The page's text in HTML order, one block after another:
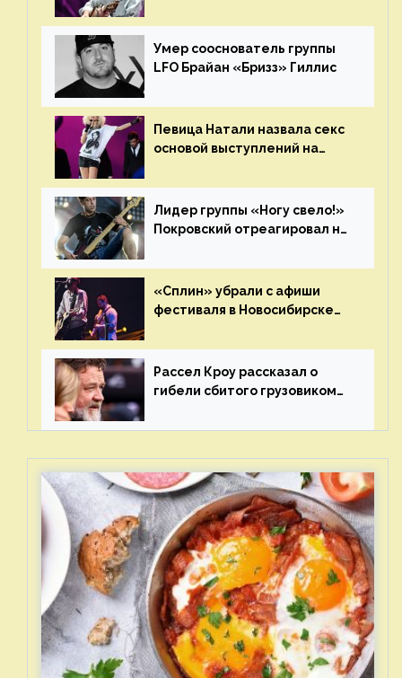
«Сплин»
Умер сооснователь группы
LFO Брайан «Бризз» Гиллис
Певица Натали назвала секс
основой выступлений на
Лидер группы «Ногу свело!»
Покровский отреагировал на
«Сплин» убрали с афиши
фестиваля в Новосибирске
отцов»
Рассел Кроу рассказал о
гибели сбитого грузовиком